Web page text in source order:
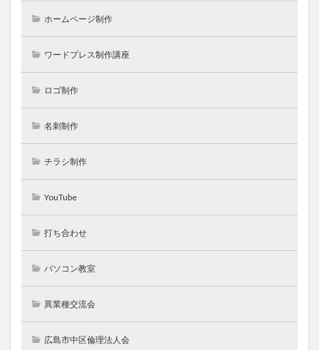
ホームページ制作
ワードプレス制作講座
ロゴ制作
名刺制作
チラシ制作
YouTube
打ち合わせ
パソコン教室
異業種交流会
広島市中区倫理法人会